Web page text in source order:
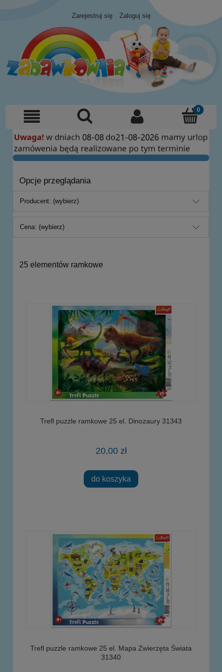
Zarejestruj się Zaloguj się
Opcje przeglądania
Producent: (wybierz)
Cena: (wybierz)
25 elementów ramkowe
Trefl puzzle ramkowe 25 el. Dinozaury 31343
20,00 zł
do koszyka
Trefl puzzle ramkowe 25 el. Mapa Zwierzęta Świata
31340